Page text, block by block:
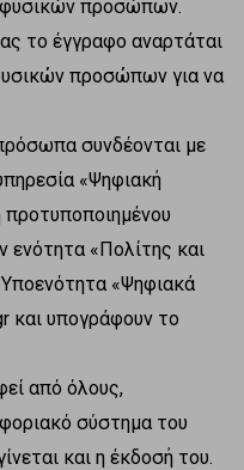
προσώπων.
το έγγραφο αναρτάται
προσώπων για να
συνδέονται με
«Ψηφιακή
ενότητα «Πολίτης και
«Ψηφιακά
και υπογράφουν το
από όλους,
σύστημα του
και η έκδοσή του.